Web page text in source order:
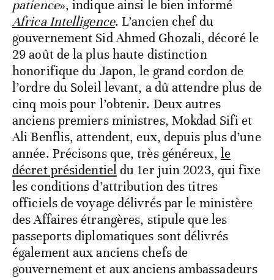
patience», indique ainsi le bien informé
Africa Intelligence. L’ancien chef du
gouvernement Sid Ahmed Ghozali, décoré le
29 août de la plus haute distinction
honorifique du Japon, le grand cordon de
l’ordre du Soleil levant, a dû attendre plus de
cinq mois pour l’obtenir. Deux autres
anciens premiers ministres, Mokdad Sifi et
Ali Benflis, attendent, eux, depuis plus d’une
année. Précisons que, très généreux, le
décret présidentiel du 1er juin 2023, qui fixe
les conditions d’attribution des titres
officiels de voyage délivrés par le ministère
des Affaires étrangères, stipule que les
passeports diplomatiques sont délivrés
également aux anciens chefs de
gouvernement et aux anciens ambassadeurs